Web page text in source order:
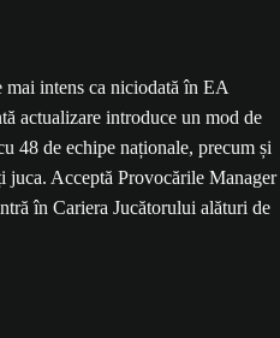
mai intens ca niciodată în EA
actualizare introduce un mod de
48 de echipe naționale, precum și
juca. Acceptă Provocările Manager
în Cariera Jucătorului alături de